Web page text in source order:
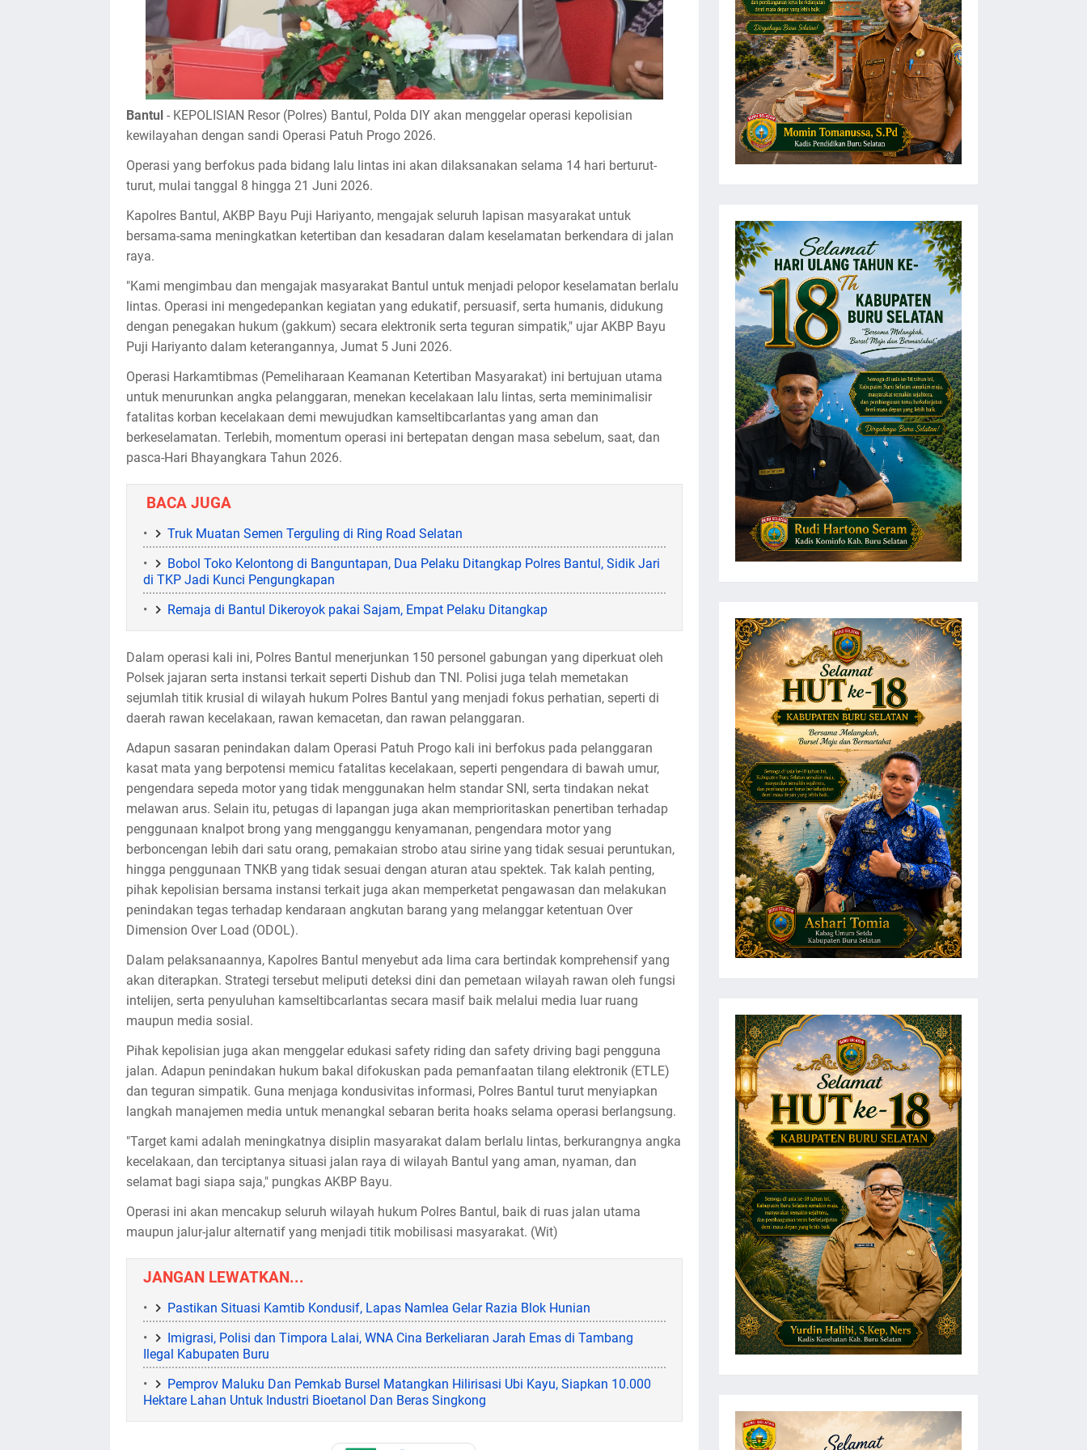
Bantul - KEPOLISIAN Resor (Polres) Bantul, Polda DIY akan menggelar operasi kepolisian
kewilayahan dengan sandi Operasi Patuh Progo 2026.
Operasi yang berfokus pada bidang lalu lintas ini akan dilaksanakan selama 14 hari berturut-
turut, mulai tanggal 8 hingga 21 Juni 2026.
Kapolres Bantul, AKBP Bayu Puji Hariyanto, mengajak seluruh lapisan masyarakat untuk
bersama-sama meningkatkan ketertiban dan kesadaran dalam keselamatan berkendara di jalan
raya.
"Kami mengimbau dan mengajak masyarakat Bantul untuk menjadi pelopor keselamatan berlalu
lintas. Operasi ini mengedepankan kegiatan yang edukatif, persuasif, serta humanis, didukung
dengan penegakan hukum (gakkum) secara elektronik serta teguran simpatik," ujar AKBP Bayu
Puji Hariyanto dalam keterangannya, Jumat 5 Juni 2026.
Operasi Harkamtibmas (Pemeliharaan Keamanan Ketertiban Masyarakat) ini bertujuan utama
untuk menurunkan angka pelanggaran, menekan kecelakaan lalu lintas, serta meminimalisir
fatalitas korban kecelakaan demi mewujudkan kamseltibcarlantas yang aman dan
berkeselamatan. Terlebih, momentum operasi ini bertepatan dengan masa sebelum, saat, dan
pasca-Hari Bhayangkara Tahun 2026.
BACA JUGA
Truk Muatan Semen Terguling di Ring Road Selatan
Bobol Toko Kelontong di Banguntapan, Dua Pelaku Ditangkap Polres Bantul, Sidik Jari
di TKP Jadi Kunci Pengungkapan
Remaja di Bantul Dikeroyok pakai Sajam, Empat Pelaku Ditangkap
Dalam operasi kali ini, Polres Bantul menerjunkan 150 personel gabungan yang diperkuat oleh
Polsek jajaran serta instansi terkait seperti Dishub dan TNI. Polisi juga telah memetakan
sejumlah titik krusial di wilayah hukum Polres Bantul yang menjadi fokus perhatian, seperti di
daerah rawan kecelakaan, rawan kemacetan, dan rawan pelanggaran.
Adapun sasaran penindakan dalam Operasi Patuh Progo kali ini berfokus pada pelanggaran
kasat mata yang berpotensi memicu fatalitas kecelakaan, seperti pengendara di bawah umur,
pengendara sepeda motor yang tidak menggunakan helm standar SNI, serta tindakan nekat
melawan arus. Selain itu, petugas di lapangan juga akan memprioritaskan penertiban terhadap
penggunaan knalpot brong yang mengganggu kenyamanan, pengendara motor yang
berboncengan lebih dari satu orang, pemakaian strobo atau sirine yang tidak sesuai peruntukan,
hingga penggunaan TNKB yang tidak sesuai dengan aturan atau spektek. Tak kalah penting,
pihak kepolisian bersama instansi terkait juga akan memperketat pengawasan dan melakukan
penindakan tegas terhadap kendaraan angkutan barang yang melanggar ketentuan Over
Dimension Over Load (ODOL).
Dalam pelaksanaannya, Kapolres Bantul menyebut ada lima cara bertindak komprehensif yang
akan diterapkan. Strategi tersebut meliputi deteksi dini dan pemetaan wilayah rawan oleh fungsi
intelijen, serta penyuluhan kamseltibcarlantas secara masif baik melalui media luar ruang
maupun media sosial.
Pihak kepolisian juga akan menggelar edukasi safety riding dan safety driving bagi pengguna
jalan. Adapun penindakan hukum bakal difokuskan pada pemanfaatan tilang elektronik (ETLE)
dan teguran simpatik. Guna menjaga kondusivitas informasi, Polres Bantul turut menyiapkan
langkah manajemen media untuk menangkal sebaran berita hoaks selama operasi berlangsung.
"Target kami adalah meningkatnya disiplin masyarakat dalam berlalu lintas, berkurangnya angka
kecelakaan, dan terciptanya situasi jalan raya di wilayah Bantul yang aman, nyaman, dan
selamat bagi siapa saja," pungkas AKBP Bayu.
Operasi ini akan mencakup seluruh wilayah hukum Polres Bantul, baik di ruas jalan utama
maupun jalur-jalur alternatif yang menjadi titik mobilisasi masyarakat. (Wit)
JANGAN LEWATKAN...
Pastikan Situasi Kamtib Kondusif, Lapas Namlea Gelar Razia Blok Hunian
Imigrasi, Polisi dan Timpora Lalai, WNA Cina Berkeliaran Jarah Emas di Tambang
Ilegal Kabupaten Buru
Pemprov Maluku Dan Pemkab Bursel Matangkan Hilirisasi Ubi Kayu, Siapkan 10.000
Hektare Lahan Untuk Industri Bioetanol Dan Beras Singkong